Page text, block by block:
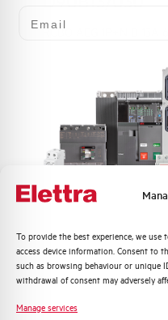
To provide the best experience, we
access device information. Consent to
such as browsing behaviour or unique
withdrawal of consent may adversely
Manage services
RCBO AEG 1P+N B 13A
HD90SB16/010
RCBO AEG 1P+N B 16A
Quali argomenti ti
Distribuzione di
Automazione